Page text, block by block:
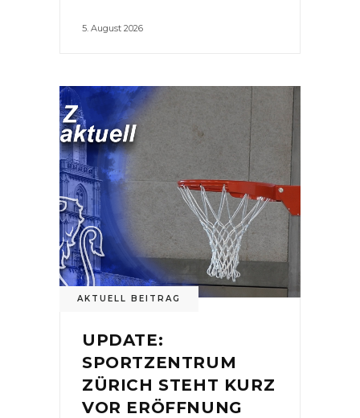
5. August 2026
AKTUELL BEITRAG
UPDATE:
SPORTZENTRUM
ZÜRICH STEHT KURZ
VOR ERÖFFNUNG